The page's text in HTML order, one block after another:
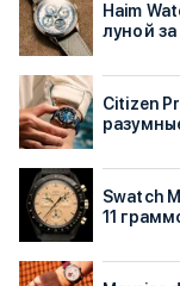
Haim
луной
Citizen
Swatch
11